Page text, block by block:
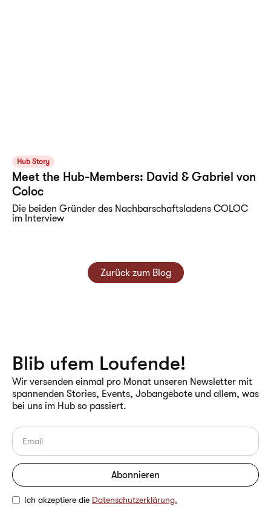
Hub Story
Meet the Hub-Members: David & Gabriel von
Coloc
Die beiden Gründer des Nachbarschaftsladens COLOC
im Interview
Zurück zum Blog
Blib ufem Loufende!
Wir versenden einmal pro Monat unseren Newsletter mit
spannenden Stories, Events, Jobangebote und allem, was
bei uns im Hub so passiert.
Ich akzeptiere die Datenschutzerklärung.